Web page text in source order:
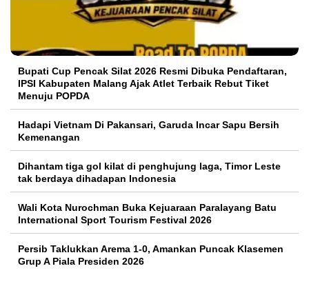
Bupati Cup Pencak Silat 2026 Resmi Dibuka Pendaftaran,
IPSI Kabupaten Malang Ajak Atlet Terbaik Rebut Tiket
Menuju POPDA
Hadapi Vietnam Di Pakansari, Garuda Incar Sapu Bersih
Kemenangan
Dihantam tiga gol kilat di penghujung laga, Timor Leste
tak berdaya dihadapan Indonesia
Wali Kota Nurochman Buka Kejuaraan Paralayang Batu
International Sport Tourism Festival 2026
Persib Taklukkan Arema 1-0, Amankan Puncak Klasemen
Grup A Piala Presiden 2026